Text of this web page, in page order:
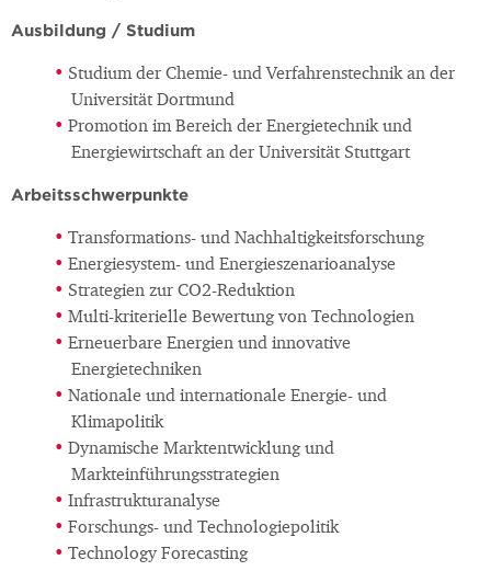
Ausbildung / Studium
Studium der Chemie- und Verfahrenstechnik an der
Universität Dortmund
Promotion im Bereich der Energietechnik und
Energiewirtschaft an der Universität Stuttgart
Arbeitsschwerpunkte
Transformations- und Nachhaltigkeitsforschung
Energiesystem- und Energieszenarioanalyse
Strategien zur CO2-Reduktion
Multi-kriterielle Bewertung von Technologien
Erneuerbare Energien und innovative
Energietechniken
Nationale und internationale Energie- und
Klimapolitik
Dynamische Marktentwicklung und
Markteinführungsstrategien
Infrastrukturanalyse
Forschungs- und Technologiepolitik
Technology Forecasting